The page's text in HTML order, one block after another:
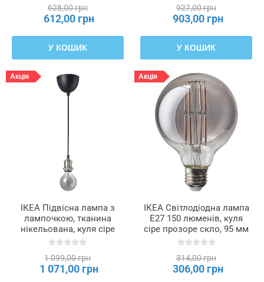
628,00 грн
612,00 грн
У КОШИК
927,00 грн
903,00 грн
У КОШИК
Акція
ІКЕА Підвісна лампа з
лампочкою, тканина
нікельована, куля сіре
прозоре скло JÄLLBY /
1 099,00 грн
1 071,00 грн
Акція
ІКЕА Світлодіодна лампа
E27 150 люменів, куля
сіре прозоре скло, 95 мм
MOLNART, 505.848.82
314,00 грн
306,00 грн